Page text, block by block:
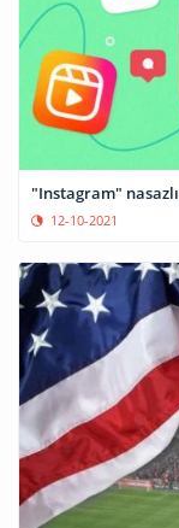
"Instagram"
12-10-2021